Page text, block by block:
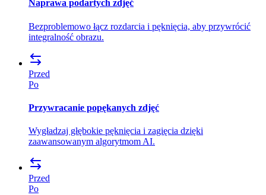
Naprawa podartych zdjęć
Bezproblemowo łącz rozdarcia i pęknięcia, aby przywrócić
integralność obrazu.
Przed
Po
Przywracanie popękanych zdjęć
Wygładzaj głębokie pęknięcia i zagięcia dzięki
zaawansowanym algorytmom AI.
Przed
Po